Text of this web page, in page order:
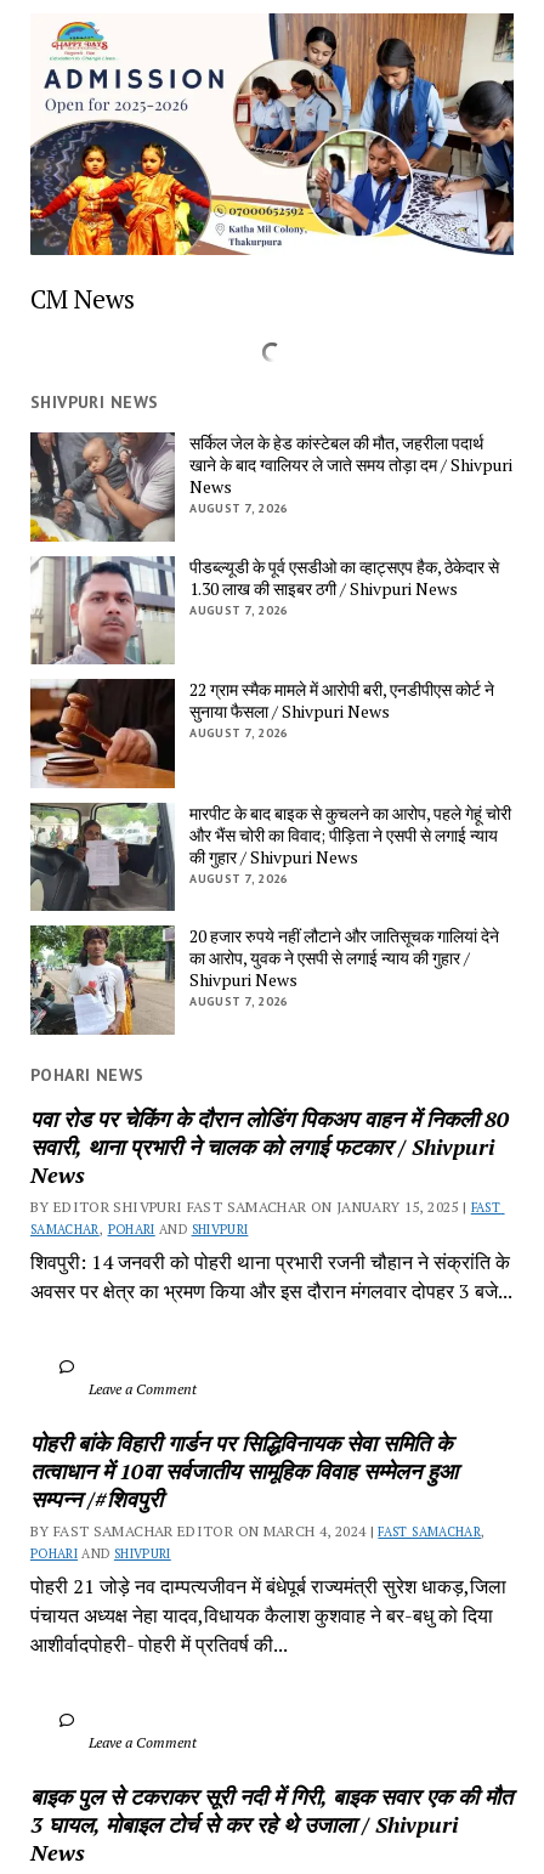
CM News
SHIVPURI NEWS
सर्किल जेल के हेड कांस्टेबल की मौत, जहरीला पदार्थ
खाने के बाद ग्वालियर ले जाते समय तोड़ा दम / Shivpuri
News
AUGUST 7, 2026
पीडब्ल्यूडी के पूर्व एसडीओ का व्हाट्सएप हैक, ठेकेदार से
1.30 लाख की साइबर ठगी / Shivpuri News
AUGUST 7, 2026
22 ग्राम स्मैक मामले में आरोपी बरी, एनडीपीएस कोर्ट ने
सुनाया फैसला / Shivpuri News
AUGUST 7, 2026
मारपीट के बाद बाइक से कुचलने का आरोप, पहले गेहूं चोरी
और भैंस चोरी का विवाद; पीड़िता ने एसपी से लगाई न्याय
की गुहार / Shivpuri News
AUGUST 7, 2026
20 हजार रुपये नहीं लौटाने और जातिसूचक गालियां देने
का आरोप, युवक ने एसपी से लगाई न्याय की गुहार /
Shivpuri News
AUGUST 7, 2026
POHARI NEWS
पवा रोड पर चेकिंग के दौरान लोडिंग पिकअप वाहन में निकली 80
सवारी, थाना प्रभारी ने चालक को लगाई फटकार / Shivpuri
News
BY EDITOR SHIVPURI FAST SAMACHAR ON JANUARY 15, 2025 | FAST
SAMACHAR , POHARI AND SHIVPURI
शिवपुरी: 14 जनवरी को पोहरी थाना प्रभारी रजनी चौहान ने संक्रांति के
अवसर पर क्षेत्र का भ्रमण किया और इस दौरान मंगलवार दोपहर 3 बजे...
		Leave a Comment
पोहरी बांके विहारी गार्डन पर सिद्धिविनायक सेवा समिति के
तत्वाधान में 10वा सर्वजातीय सामूहिक विवाह सम्मेलन हुआ
सम्पन्न /#शिवपुरी
BY FAST SAMACHAR EDITOR ON MARCH 4, 2024 | FAST SAMACHAR
POHARI AND SHIVPURI
पोहरी 21 जोड़े नव दाम्पत्यजीवन में बंधेपूर्ब राज्यमंत्री सुरेश धाकड़,जिला
पंचायत अध्यक्ष नेहा यादव,विधायक कैलाश कुशवाह ने बर-बधु को दिया
आशीर्वादपोहरी- पोहरी में प्रतिवर्ष की...
		Leave a Comment
बाइक पुल से टकराकर सूरी नदी में गिरी, बाइक सवार एक की मौत
3 घायल, मोबाइल टोर्च से कर रहे थे उजाला / Shivpuri
News